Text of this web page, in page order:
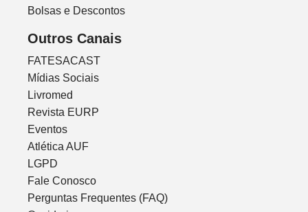
Bolsas e Descontos
Outros Canais
FATESACAST
Mídias Sociais
Livromed
Revista EURP
Eventos
Atlética AUF
LGPD
Fale Conosco
Perguntas Frequentes (FAQ)